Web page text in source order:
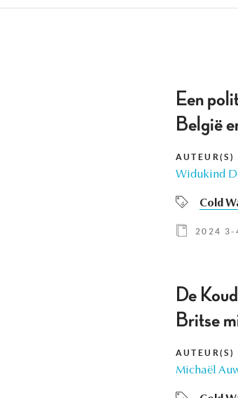
Een
België
AUTEUR(S)
Widukind
Cold
2024 3-
De
Britse
AUTEUR(S)
Michaël